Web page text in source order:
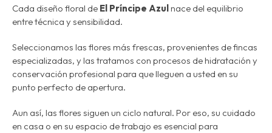
Cada diseño floral de El Príncipe Azul nace del equilibrio
entre técnica y sensibilidad.
Seleccionamos las flores más frescas, provenientes de fincas
especializadas, y las tratamos con procesos dehidratación y
conservación profesional para que lleguen a usted en su
punto perfecto de apertura.
Aun así, las flores siguen un ciclo natural. Por eso, su cuidado
en casa o en su espacio de trabajo es esencial para